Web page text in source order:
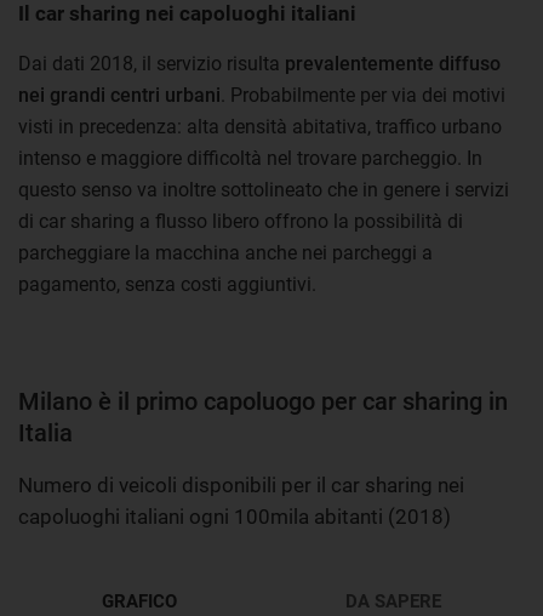
Il car sharing nei capoluoghi italiani
Dai dati 2018, il servizio risulta prevalentemente diffuso
nei grandi centri urbani . Probabilmente per via dei motivi
visti in precedenza: alta densità abitativa, traffico urbano
intenso e maggiore difficoltà nel trovare parcheggio. In
questo senso va inoltre sottolineato che in genere i servizi
di car sharing a flusso libero offrono la possibilità di
parcheggiare la macchina anche nei parcheggi a
pagamento, senza costi aggiuntivi.
Milano è il primo capoluogo per car sharing in
Italia
Numero di veicoli disponibili per il car sharing nei
capoluoghi italiani ogni 100mila abitanti (2018)
GRAFICO DA SAPERE